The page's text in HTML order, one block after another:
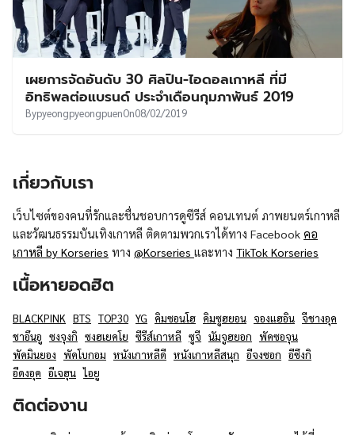
เผยการจัดอันดับ 30 ศิลปิน-ไอดอลเกาหลี ที่มี
อิทธิพลต่อแบรนด์ ประจำเดือนกุมภาพันธ์ 2019
BypyeongpyeongpuenOn08/02/2019
เกี่ยวกับเรา
เว็บไซต์ของคนที่รักและชื่นชอบการดูซีรีส์ คอนเทนต์ ภาพยนตร์เกาหลี
และวัฒนธรรมบันเทิงเกาหลี ติดตามพวกเราได้ทาง Facebook คอ
เกาหลี by Korseries ทาง @Korseries และทาง TikTok Korseries
เนื้อหายอดฮิต
BLACKPINK BTS TOP30 YG คิมซอนโฮ คิมซูฮยอน จองแฮอิน จีชางอุค
ชาอึนอู ซงจุงกิ ซงฮเยคโย ซีรีส์เกาหลี ซูจี นัมจูฮยอก พัคซอจุน
พัคมินยอง พัคโบกอม หนังเกาหลีดี หนังเกาหลีสนุก อีจงซอก อีซึงกิ
อีดงอุค อีเจฮุน ไอยู
ติดต่องาน